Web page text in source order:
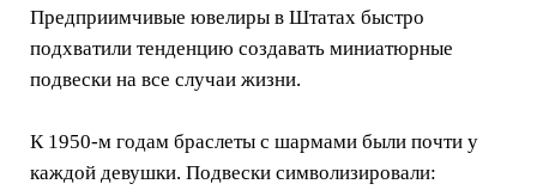
Предприимчивые ювелиры в Штатах быстро
подхватили тенденцию создавать миниатюрные
подвески на все случаи жизни.
К 1950-м годам браслеты с шармами были почти у
каждой девушки. Подвески символизировали: